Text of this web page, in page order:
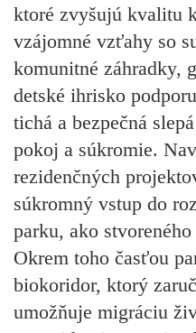
ktoré zvyšujú kvalitu
vzájomné vzťahy so
komunitné záhradky,
detské ihrisko
tichá a bezpečná
pokoj a súkromie.
rezidenčných
súkromný vstup do
parku, ako
Okrem toho časťou
biokoridor, ktorý
umožňuje migráciu